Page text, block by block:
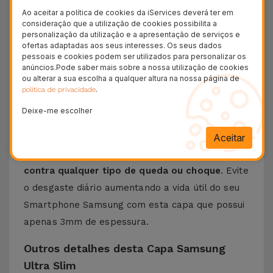
Eis aCapa Ultra Slim para Samsung, a escolha
ideal para quem procura proteger de forma
discreta e eficaz o seu telemóvel. Com um
design minimalista e elegante, esta capa
Samsung foi feita com o objetivo de dar
segurança ao equipamento sem adicionar volume
Criada a partir de materiais de alta qualidade, a
assegura proteção
contra qualquer tipo de queda ou choque. Evite
o desgaste diário aumentando a vida útil do seu
Smartphone Samsung com esta capa que possui
apenas 3mm de espessura.
Outros detalhes desta Capa Samsung
Ultra Slim
Ao aceitar a política de cookies da iServices deverá ter em
consideração que a utilização de cookies possibilita a
personalização da utilização e a apresentação de serviços e
ofertas adaptadas aos seus interesses. Os seus dados
pessoais e cookies podem ser utilizados para personalizar os
anúncios.Pode saber mais sobre a nossa utilização de cookies
ou alterar a sua escolha a qualquer altura na nossa página de
política de privacidade.
Deixe-me escolher
Aceitar